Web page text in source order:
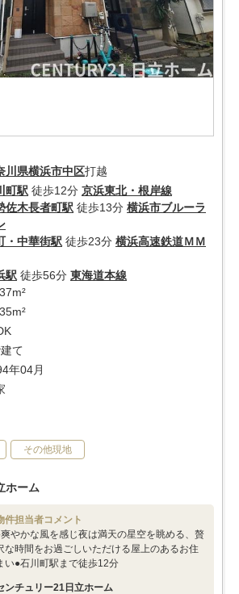
川県横浜市中区打越
町駅 徒歩12分 京浜東北・根岸線
佐木長者町駅 徒歩13分 横浜市ブルーラ
・中華街駅 徒歩23分 横浜高速鉄道ＭＭ
駅 徒歩56分 東海道本線
て
年04月
その他現地
ホーム
件担当者コメント
やかな風を感じ夜は満天の星空を眺める、贅
な時間をお過ごしいただける屋上のあるお住
い●石川町駅まで徒歩12分
ンチュリー21日立ホーム